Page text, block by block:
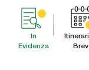
In
Evidenza